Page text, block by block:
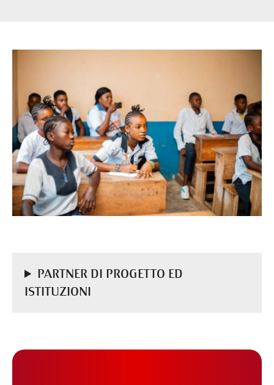
PARTNER DI PROGETTO ED
ISTITUZIONI